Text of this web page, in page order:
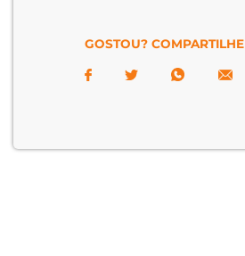
GOSTOU? COMPARTILHE